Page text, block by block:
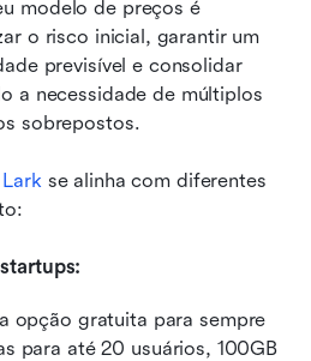
modelo de preços é
o risco inicial, garantir um
previsível e consolidar
a necessidade de múltiplos
sobrepostos.
se alinha com diferentes
opção gratuita para sempre
para até 20 usuários, 100GB